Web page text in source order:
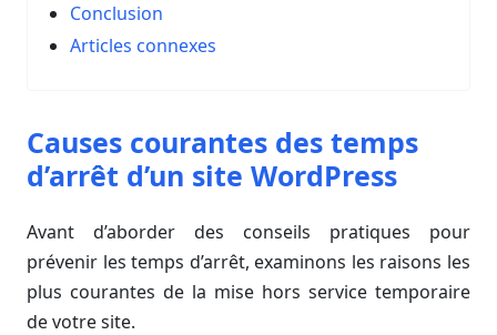
Conclusion
Articles connexes
Causes courantes des temps
d’arrêt d’un site WordPress
Avant d’aborder des conseils pratiques pour
prévenir les temps d’arrêt, examinons les raisons les
plus courantes de la mise hors service temporaire
de votre site.